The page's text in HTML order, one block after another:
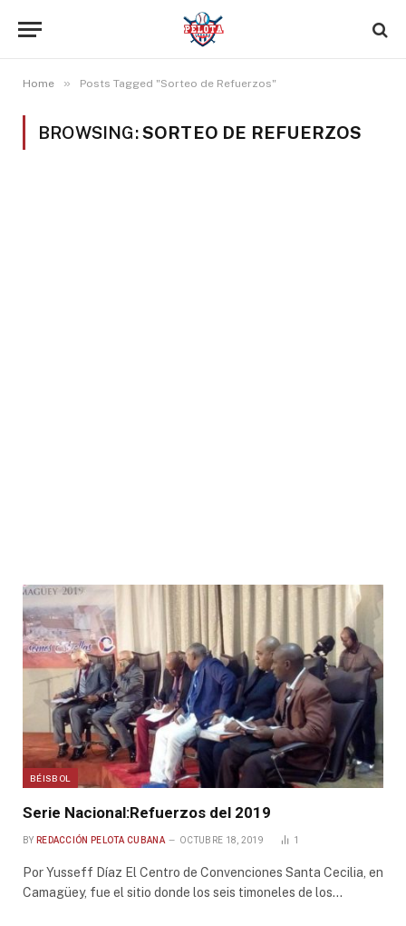
Home » Posts Tagged "Sorteo de Refuerzos"
BROWSING:SORTEO DE REFUERZOS
BÉISBOL
Serie Nacional:Refuerzos del 2019
BY REDACCIÓN PELOTA CUBANA OCTUBRE 18, 2019 1
Por Yusseff Díaz El Centro de Convenciones Santa Cecilia, en
Camagüey, fue el sitio donde los seis timoneles de los…